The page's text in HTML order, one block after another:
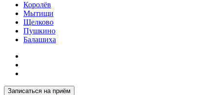
Королёв
Мытищи
Щелково
Пушкино
Балашиха
Записаться на приём